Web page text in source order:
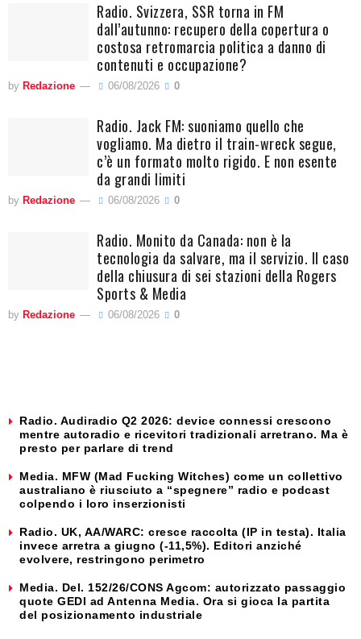
Radio. Svizzera, SSR torna in FM
dall’autunno: recupero della copertura o
costosa retromarcia politica a danno di
contenuti e occupazione?
by Redazione 06/08/2026 0
Radio. Jack FM: suoniamo quello che
vogliamo. Ma dietro il train-wreck segue,
c’è un formato molto rigido. E non esente
da grandi limiti
by Redazione 06/08/2026 0
Radio. Monito da Canada: non è la
tecnologia da salvare, ma il servizio. Il caso
della chiusura di sei stazioni della Rogers
Sports & Media
by Redazione 06/08/2026 0
Radio. Audiradio Q2 2026: device connessi crescono
mentre autoradio e ricevitori tradizionali arretrano. Ma è
presto per parlare di trend
Media. MFW (Mad Fucking Witches) come un collettivo
australiano è riusciuto a “spegnere” radio e podcast
colpendo i loro inserzionisti
Radio. UK, AA/WARC: cresce raccolta (IP in testa). Italia
invece arretra a giugno (-11,5%). Editori anziché
evolvere, restringono perimetro
Media. Del. 152/26/CONS Agcom: autorizzato passaggio
quote GEDI ad Antenna Media. Ora si gioca la partita
del posizionamento industriale